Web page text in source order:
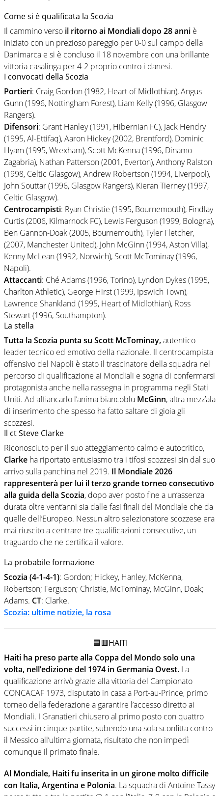
Come si è qualificata la Scozia
Il cammino verso il ritorno ai Mondiali dopo 28 anni è
iniziato con un prezioso pareggio per 0-0 sul campo della
Danimarca e si è concluso il 18 novembre con una brillante
vittoria casalinga per 4-2 proprio contro i danesi.
I convocati della Scozia
Portieri: Craig Gordon (1982, Heart of Midlothian), Angus
Gunn (1996, Nottingham Forest), Liam Kelly (1996, Glasgow
Rangers).
Difensori: Grant Hanley (1991, Hibernian FC), Jack Hendry
(1995, Al-Ettifaq), Aaron Hickey (2002, Brentford), Dominic
Hyam (1995, Wrexham), Scott McKenna (1996, Dinamo
Zagabria), Nathan Patterson (2001, Everton), Anthony Ralston
(1998, Celtic Glasgow), Andrew Robertson (1994, Liverpool),
John Souttar (1996, Glasgow Rangers), Kieran Tierney (1997,
Celtic Glasgow).
Centrocampisti: Ryan Christie (1995, Bournemouth), Findlay
Curtis (2006, Kilmarnock FC), Lewis Ferguson (1999, Bologna),
Ben Gannon-Doak (2005, Bournemouth), Tyler Fletcher,
(2007, Manchester United), John McGinn (1994, Aston Villa),
Kenny McLean (1992, Norwich), Scott McTominay (1996,
Napoli).
Attaccanti: Ché Adams (1996, Torino), Lyndon Dykes (1995,
Charlton Athletic), George Hirst (1999, Ipswich Town),
Lawrence Shankland (1995, Heart of Midlothian), Ross
Stewart (1996, Southampton).
La stella
Tutta la Scozia punta su Scott McTominay,autentico
leader tecnico ed emotivo della nazionale. Il centrocampista
offensivo del Napoli è stato il trascinatore della squadra nel
percorso di qualificazione ai Mondiali e sogna di confermarsi
protagonista anche nella rassegna in programma negli Stati
Uniti. Ad affiancarlo l’anima biancoblu McGinn, altra mezz’ala
di inserimento che spesso ha fatto saltare di gioia gli
scozzesi.
Il ct Steve Clarke
Riconosciuto per il suo atteggiamento calmo e autocritico,
Clarke ha riportato entusiasmo tra i tifosi scozzesi sin dal suo
arrivo sulla panchina nel 2019. Il Mondiale 2026
rappresenterà per lui il terzo grande torneo consecutivo
alla guida della Scozia, dopo aver posto fine a un’assenza
durata oltre vent’anni sia dalle fasi finali del Mondiale che da
quelle dell’Europeo. Nessun altro selezionatore scozzese era
mai riuscito a centrare tre qualificazioni consecutive, un
traguardo che ne certifica il valore.
La probabile formazione
Scozia (4-1-4-1): Gordon; Hickey, Hanley, McKenna,
Robertson; Ferguson; Christie, McTominay, McGinn, Doak;
Adams. CT: Clarke.
Scozia: ultime notizie, la rosa
🟦🟥HAITI
Haiti ha preso parte alla Coppa del Mondo solo una
volta, nell’edizione del 1974 in Germania Ovest. La
qualificazione arrivò grazie alla vittoria del Campionato
CONCACAF 1973, disputato in casa a Port-au-Prince, primo
torneo della federazione a garantire l’accesso diretto ai
Mondiali. I Granatieri chiusero al primo posto con quattro
successi in cinque partite, subendo una sola sconfitta contro
il Messico all’ultima giornata, risultato che non impedì
comunque il primato finale.
Al Mondiale, Haiti fu inserita in un girone molto difficile
con Italia, Argentina e Polonia. La squadra di Antoine Tassy